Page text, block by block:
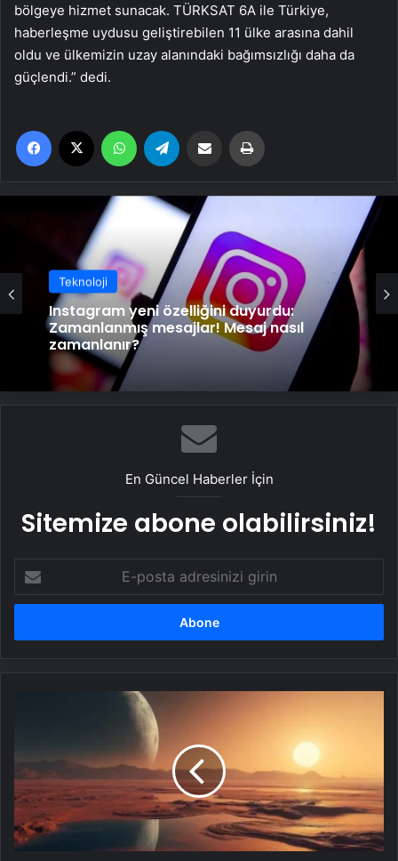
bölgeye hizmet sunacak. TÜRKSAT 6A ile Türkiye,
haberleşme uydusu geliştirebilen 11 ülke arasına dahil
oldu ve ülkemizin uzay alanındaki bağımsızlığı daha da
güçlendi.” dedi.
Facebook WhatsApp Email'den paylaş
Teknoloji
Instagram yeni özelliğini duyurdu:
Zamanlanmış mesajlar! Mesaj nasıl
zamanlanır?
En Güncel Haberler İçin
Sitemize abone olabilirsiniz!
posta
adresinizi
Mars'ta
eskiden
yaşam
var
mıydı?